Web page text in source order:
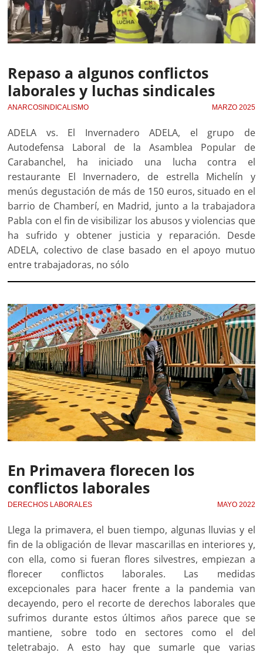
Repaso a algunos conflictos
laborales y luchas sindicales
ANARCOSINDICALISMO MARZO 2025
ADELA vs. El Invernadero ADELA, el grupo de
Autodefensa Laboral de la Asamblea Popular de
Carabanchel, ha iniciado una lucha contra el
restaurante El Invernadero, de estrella Michelín y
menús degustación de más de 150 euros, situado en el
barrio de Chamberí, en Madrid, junto a la trabajadora
Pabla con el fin de visibilizar los abusos y violencias que
ha sufrido y obtener justicia y reparación. Desde
ADELA, colectivo de clase basado en el apoyo mutuo
entre trabajadoras, no sólo
En Primavera florecen los
conflictos laborales
DERECHOS LABORALES MAYO 2022
Llega la primavera, el buen tiempo, algunas lluvias y el
fin de la obligación de llevar mascarillas en interiores y,
con ella, como si fueran flores silvestres, empiezan a
florecer conflictos laborales. Las medidas
excepcionales para hacer frente a la pandemia van
decayendo, pero el recorte de derechos laborales que
sufrimos durante estos últimos años parece que se
mantiene, sobre todo en sectores como el del
teletrabajo. A esto hay que sumarle que varias